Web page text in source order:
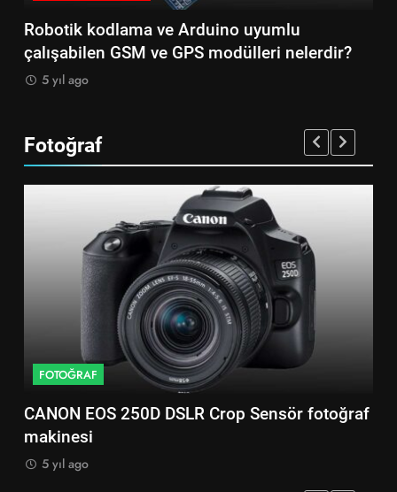
Robotik kodlama ve Arduino uyumlu
çalışabilen GSM ve GPS modülleri nelerdir?
5 yıl ago
Fotoğraf
FOTOĞRAF
CANON EOS 250D DSLR Crop Sensör fotoğraf
makinesi
5 yıl ago